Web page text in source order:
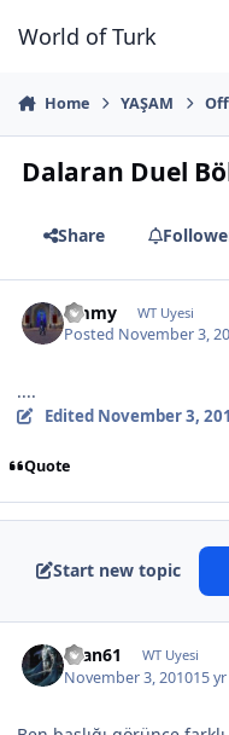
World of Turk
Home YAŞAM
Dalaran Duel
Share
emmy WT Uyesi
Posted November 3,
....
Edited November 3,
Quote
Start new topic
asan61 WT Uyesi
November 3, 201015 yr